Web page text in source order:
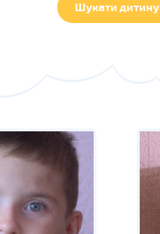
Шукати дитину